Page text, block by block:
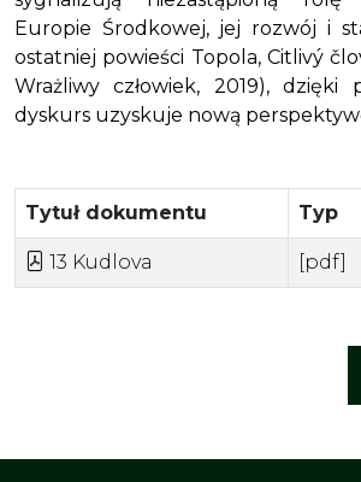
Europie Środkowej, jej rozwój i
ostatniej powieści Topola, Citlivý
Wrażliwy człowiek, 2019), dzięki
dyskurs uzyskuje nową
Tytuł dokumentu Typ
13 Kudlova [pdf]